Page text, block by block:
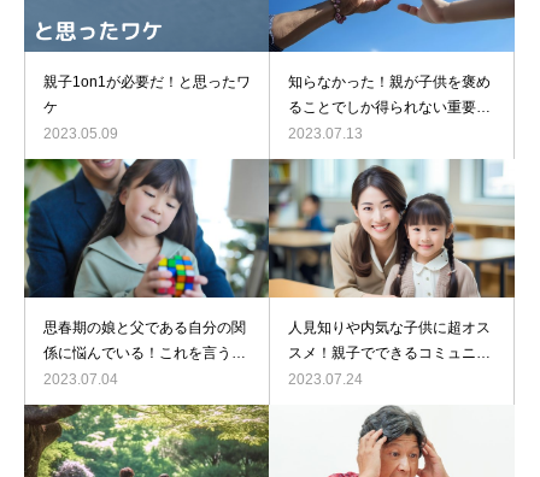
親子1on1が必要だ！と思ったワ
ケ
2023.05.09
知らなかった！親が子供を褒め
ることでしか得られない重要な
こととは？
2023.07.13
思春期の娘と父である自分の関
係に悩んでいる！これを言うだ
けで親子関係が激変！
2023.07.04
人見知りや内気な子供に超オス
スメ！親子でできるコミュニケ
ーション力をUPさせる！方法
2023.07.24